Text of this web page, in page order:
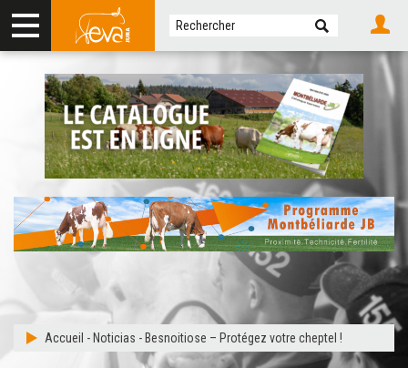
Accueil - Noticias - Besnoitiose – Protégez votre cheptel !